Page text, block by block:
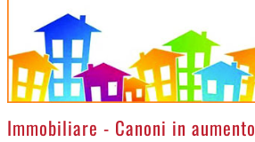
>Immobiliare - Canoni in aumento